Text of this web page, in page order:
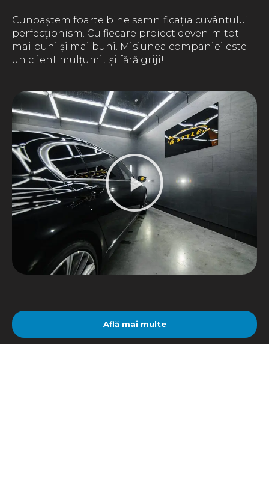
Cunoaștem foarte bine semnificația cuvântului
perfecționism. Cu fiecare proiect devenim tot
mai buni și mai buni. Misiunea companiei este
un client mulțumit și fără griji!
Află mai multe